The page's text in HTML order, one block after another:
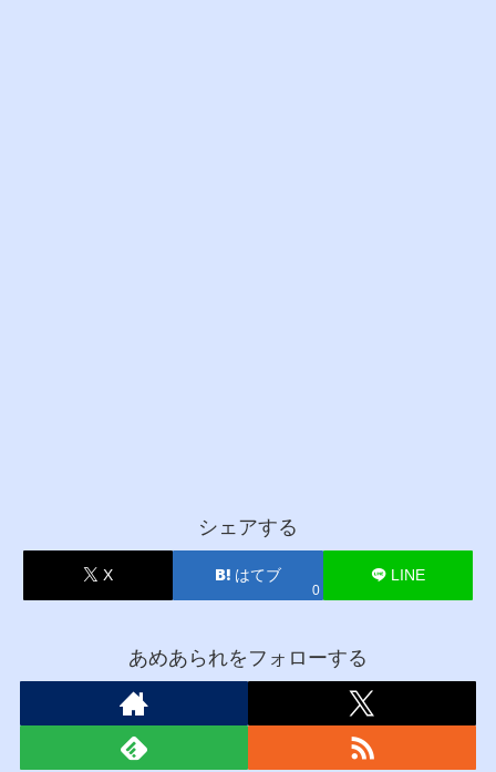
シェアする
X はてブ
0
LINE
あめあられをフォローする